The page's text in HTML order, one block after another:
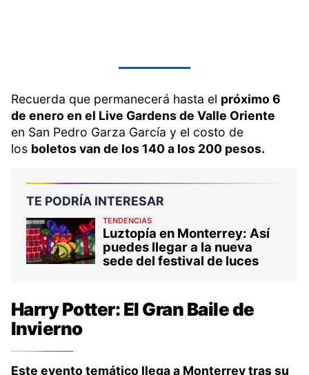
Recuerda que permanecerá hasta el próximo 6
de enero en el Live Gardens de Valle Oriente
en San Pedro Garza García y el costo de
los boletos van de los 140 a los 200 pesos.
TE PODRÍA INTERESAR
TENDENCIAS
Luztopía en Monterrey: Así
puedes llegar a la nueva
sede del festival de luces
Harry Potter: El Gran Baile de
Invierno
Este evento temático llega a Monterrey tras su